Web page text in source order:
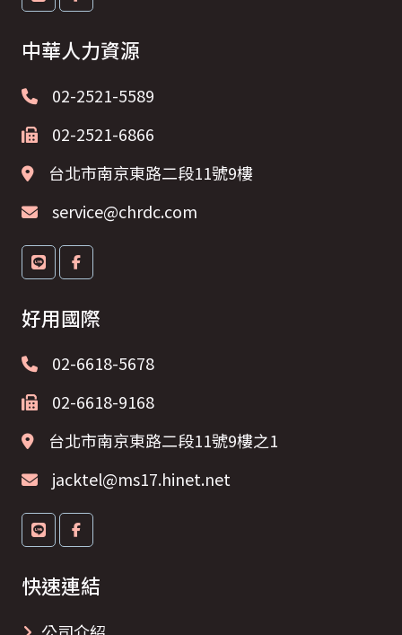
中華人力資源
02-2521-5589
02-2521-6866
台北市南京東路二段11號9樓
service@chrdc.com
好用國際
02-6618-5678
02-6618-9168
台北市南京東路二段11號9樓之1
jacktel@ms17.hinet.net
快速連結